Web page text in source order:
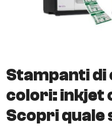
Stampanti di
colori: inkjet
Scopri quale